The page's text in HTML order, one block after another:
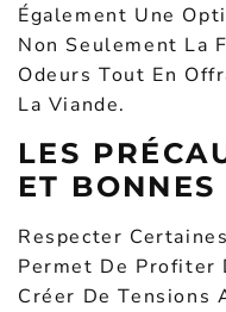
Également Une
Non Seulement La
Odeurs Tout En
La Viande.
LES
ET
Respecter
Permet De Profiter
Créer De Tensions